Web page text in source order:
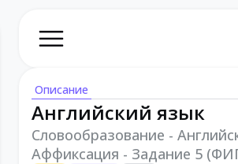
Описание
Английский язык
Словообразование -
Аффиксация - Задание 5